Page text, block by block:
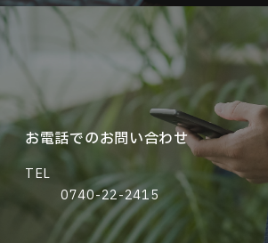
お電話でのお問い合わせ
TEL
0740-22-2415